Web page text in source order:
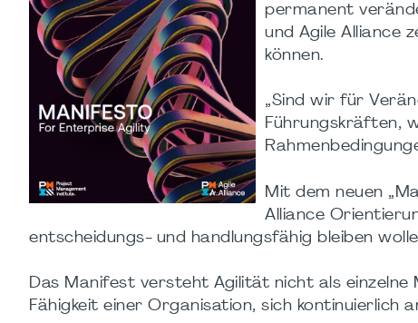
permanent
und Agile Alliance
können.
„Sind wir für
Führungskräften,
Mit dem neuen
Alliance
entscheidungs- und handlungsfähig bleiben
Das Manifest versteht Agilität nicht als
Fähigkeit einer Organisation, sich kontinuierlich